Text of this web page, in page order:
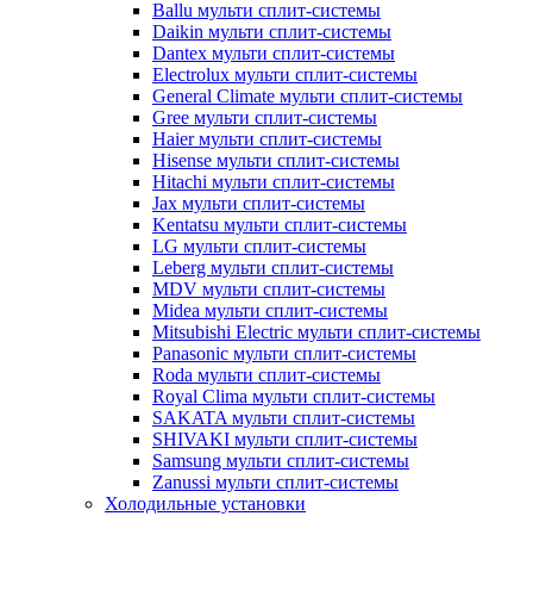
Ballu мульти сплит-системы
Daikin мульти сплит-системы
Dantex мульти сплит-системы
Electrolux мульти сплит-системы
General Climate мульти сплит-системы
Gree мульти сплит-системы
Haier мульти сплит-системы
Hisense мульти сплит-системы
Hitachi мульти сплит-системы
Jax мульти сплит-системы
Kentatsu мульти сплит-системы
LG мульти сплит-системы
Leberg мульти сплит-системы
MDV мульти сплит-системы
Midea мульти сплит-системы
Mitsubishi Electric мульти сплит-системы
Panasonic мульти сплит-системы
Roda мульти сплит-системы
Royal Clima мульти сплит-системы
SAKATA мульти сплит-системы
SHIVAKI мульти сплит-системы
Samsung мульти сплит-системы
Zanussi мульти сплит-системы
Холодильные установки